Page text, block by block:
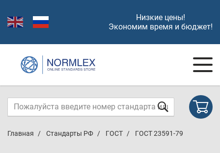
Низкие цены!
Экономим время и бюджет!
Главная Стандарты РФ ГОСТ ГОСТ 23591-79